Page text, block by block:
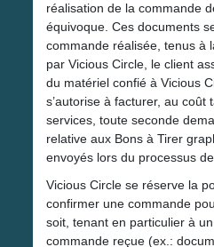
réalisation de la commande
équivoque. Ces documents
commande réalisée, tenus à
par Vicious Circle, le client
du matériel confié à Vicious
s’autorise à facturer, au coût
services, toute seconde
relative aux Bons à Tirer
envoyés lors du processus
Vicious Circle se réserve la
confirmer une commande
soit, tenant en particulier à
commande reçue (ex.: